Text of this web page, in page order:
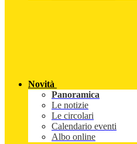
Novità
Panoramica
Le notizie
Le circolari
Calendario eventi
Albo online